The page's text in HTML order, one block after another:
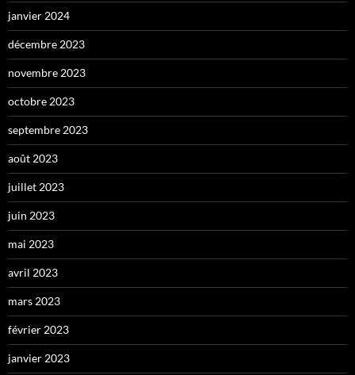
janvier 2024
décembre 2023
novembre 2023
octobre 2023
septembre 2023
août 2023
juillet 2023
juin 2023
mai 2023
avril 2023
mars 2023
février 2023
janvier 2023